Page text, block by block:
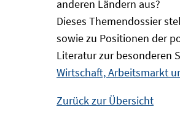
anderen Ländern aus?
Dieses Themendossier
sowie zu Positionen der
Literatur zur besonderen
Wirtschaft, Arbeitsmarkt
Zurück zur Übersicht